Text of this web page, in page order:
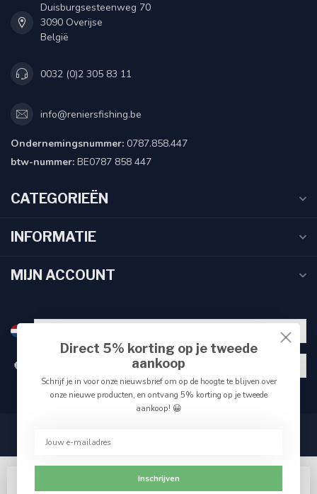
Duisburgsesteenweg 70
3090 Overijse
België
0032 (0)2 305 83 11
info@reniersfishing.be
Ondernemingsnummer: 0787.858.447
btw-nummer: BE0787 858 447
CATEGORIEËN
INFORMATIE
MIJN ACCOUNT
€
Wij slaan cookies op om onze website te verbeteren.
Direct 5% korting op je tweede
aankoop
Schrijf je in voor onze nieuwsbrief om op de hoogte te blijven over
onze nieuwe producten, en ontvang 5% korting op je tweede
aankoop! 😀
Inschrijven